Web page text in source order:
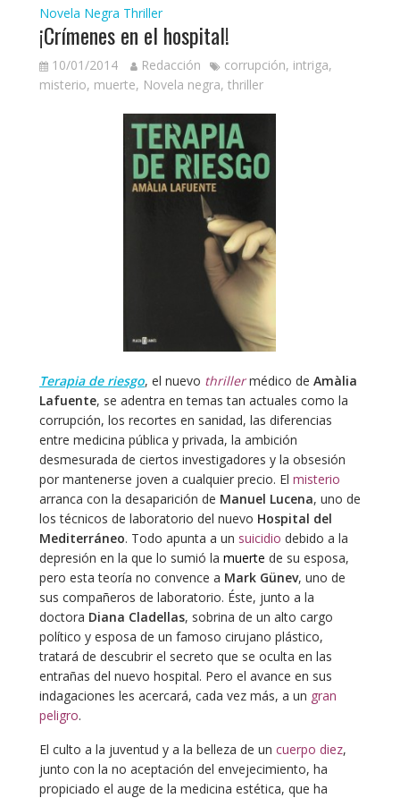
Novela Negra Thriller
¡Crímenes en el hospital!
10/01/2014 Redacción corrupción, intriga,
misterio, muerte, Novela negra, thriller
Terapia de riesgo, el nuevo thriller médico de Amàlia
Lafuente, se adentra en temas tan actuales como la
corrupción, los recortes en sanidad, las diferencias
entre medicina pública y privada, la ambición
desmesurada de ciertos investigadores y la obsesión
por mantenerse joven a cualquier precio. El misterio
arranca con la desaparición de Manuel Lucena, uno de
los técnicos de laboratorio del nuevo Hospital del
Mediterráneo. Todo apunta a un suicidio debido a la
depresión en la que lo sumió la muerte de su esposa,
pero esta teoría no convence a Mark Günev, uno de
sus compañeros de laboratorio. Éste, junto a la
doctora Diana Cladellas, sobrina de un alto cargo
político y esposa de un famoso cirujano plástico,
tratará de descubrir el secreto que se oculta en las
entrañas del nuevo hospital. Pero el avance en sus
indagaciones les acercará, cada vez más, a un gran
peligro.
El culto a la juventud y a la belleza de un cuerpo diez,
junto con la no aceptación del envejecimiento, ha
propiciado el auge de la medicina estética, que ha